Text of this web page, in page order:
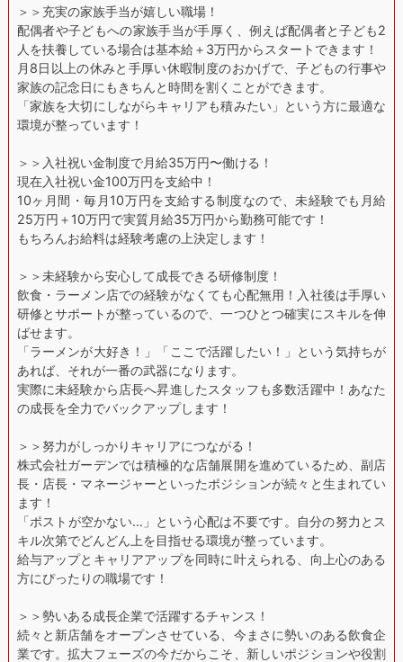
＞＞充実の家族手当が嬉しい職場！
配偶者や子どもへの家族手当が手厚く、例えば配偶者と子ども2
人を扶養している場合は基本給＋3万円からスタートできます！
月8日以上の休みと手厚い休暇制度のおかげで、子どもの行事や
家族の記念日にもきちんと時間を割くことができます。
「家族を大切にしながらキャリアも積みたい」という方に最適な
環境が整っています！
＞＞入社祝い金制度で月給35万円〜働ける！
現在入社祝い金100万円を支給中！
10ヶ月間・毎月10万円を支給する制度なので、未経験でも月給
25万円＋10万円で実質月給35万円から勤務可能です！
もちろんお給料は経験考慮の上決定します！
＞＞未経験から安心して成長できる研修制度！
飲食・ラーメン店での経験がなくても心配無用！入社後は手厚い
研修とサポートが整っているので、一つひとつ確実にスキルを伸
ばせます。
「ラーメンが大好き！」「ここで活躍したい！」という気持ちが
あれば、それが一番の武器になります。
実際に未経験から店長へ昇進したスタッフも多数活躍中！あなた
の成長を全力でバックアップします！
＞＞努力がしっかりキャリアにつながる！
株式会社ガーデンでは積極的な店舗展開を進めているため、副店
長・店長・マネージャーといったポジションが続々と生まれてい
ます！
「ポストが空かない…」という心配は不要です。自分の努力とス
キル次第でどんどん上を目指せる環境が整っています。
給与アップとキャリアアップを同時に叶えられる、向上心のある
方にぴったりの職場です！
＞＞勢いある成長企業で活躍するチャンス！
続々と新店舗をオープンさせている、今まさに勢いのある飲食企
業です。拡大フェーズの今だからこそ、新しいポジションや役割